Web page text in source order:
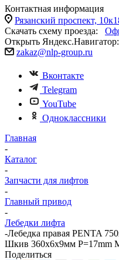
Контактная информация
Рязанский проспект,
Скачать схему проезда:
Открыть
zakaz@nlp-group.ru
Вконтакте
Telegram
YouTube
Одноклассники
Главная
-
Каталог
-
Запчасти для лифтов
-
Главный привод
-
Лебедки лифта
-Лебедка правая PENTA
Шкив 360х6x9мм P=17mm
Поделиться